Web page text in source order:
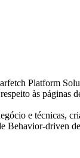
Platform
às páginas
e técnicas,
Behavior-driven